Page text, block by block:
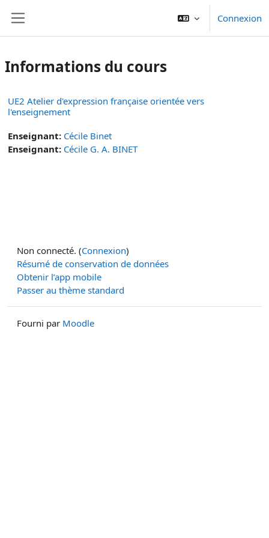
Connexion
Informations du cours
UE2 Atelier d'expression française orientée vers
l'enseignement
Enseignant: Cécile Binet
Enseignant: Cécile G. A. BINET
Non connecté. (Connexion)
Résumé de conservation de données
Obtenir l’app mobile
Passer au thème standard
Fourni par Moodle